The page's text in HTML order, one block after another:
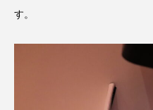
す。